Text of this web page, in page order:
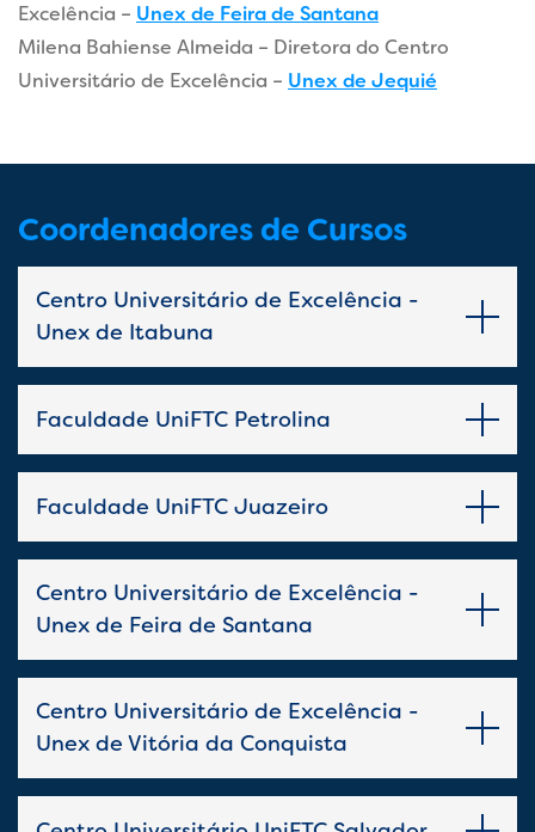
Excelência – Unex de Feira de Santana
Milena Bahiense Almeida – Diretora do Centro
Universitário de Excelência – Unex de Jequié
Coordenadores de Cursos
Centro Universitário de Excelência -
Unex de Itabuna
Faculdade UniFTC Petrolina
Faculdade UniFTC Juazeiro
Centro Universitário de Excelência -
Unex de Feira de Santana
Centro Universitário de Excelência -
Unex de Vitória da Conquista